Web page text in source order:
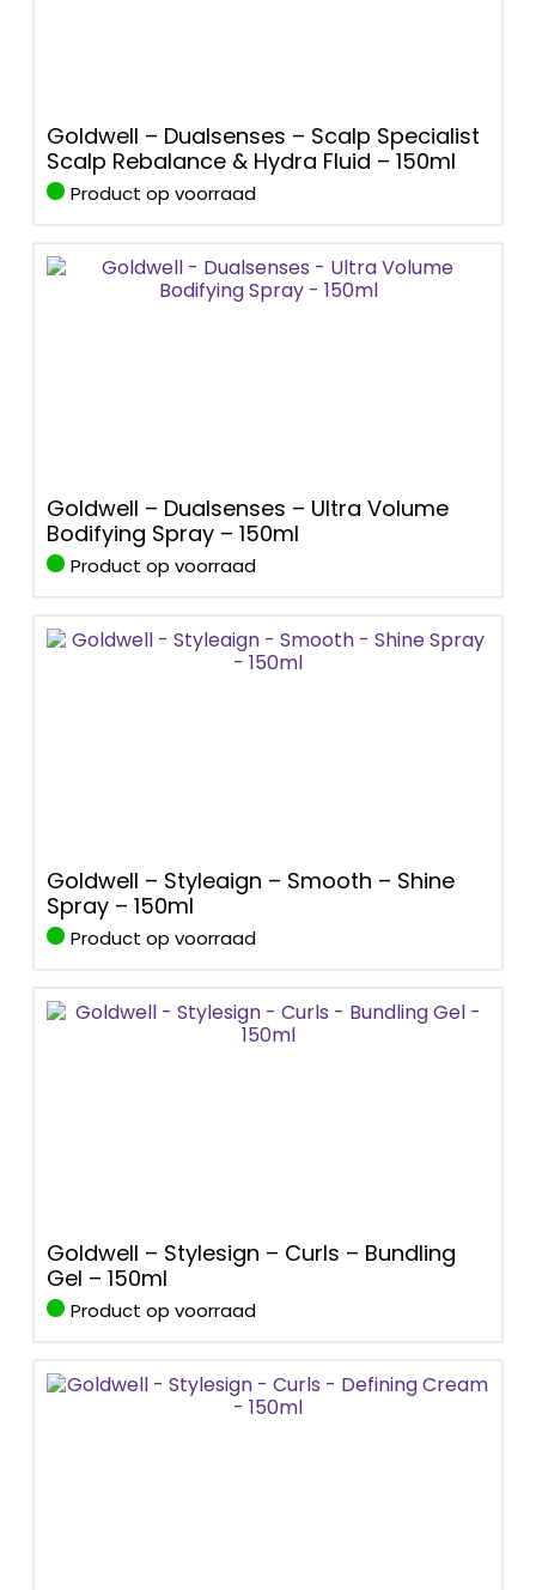
Goldwell – Dualsenses – Scalp Specialist
Scalp Rebalance & Hydra Fluid – 150ml
Product op voorraad
Goldwell – Dualsenses – Ultra Volume
Bodifying Spray – 150ml
Product op voorraad
Goldwell – Styleaign – Smooth – Shine
Spray – 150ml
Product op voorraad
Goldwell – Stylesign – Curls – Bundling
Gel – 150ml
Product op voorraad